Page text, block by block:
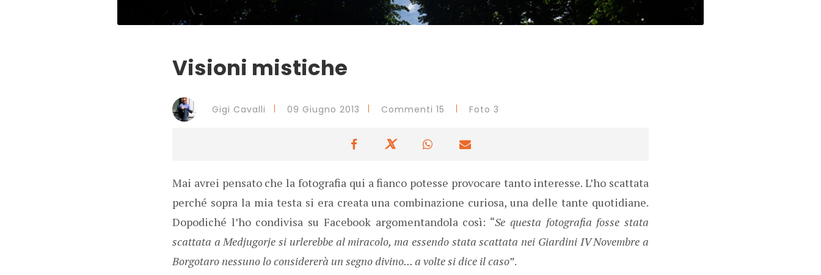
Visioni mistiche
Gigi Cavalli 09 Giugno 2013 Commenti 15 Foto 3
Mai avrei pensato che la fotografia qui a fianco potesse provocare tanto interesse. L’ho scattata
perché sopra la mia testa si era creata una combinazione curiosa, una delle tante quotidiane.
Dopodiché l’ho condivisa su Facebook argomentandola così: “Se questa fotografia fosse stata
scattata a Medjugorje si urlerebbe al miracolo, ma essendo stata scattata nei Giardini IV Novembre a
Borgotaro nessuno lo considererà un segno divino... a volte si dice il caso”.